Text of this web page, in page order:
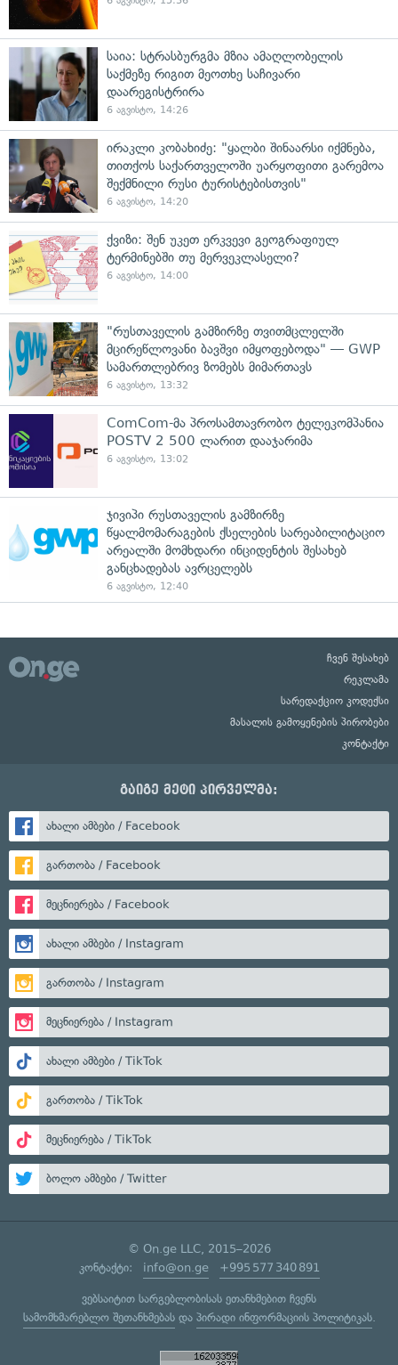
საია: სტრასბურგმა მზია ამაღლობელის
საქმეზე რიგით მეოთხე საჩივარი
დაარეგისტრირა
6 აგვისტო, 14:26
ირაკლი კობახიძე: "ყალბი შინაარსი იქმნება,
თითქოს საქართველოში უარყოფითი გარემოა
შექმნილი რუსი ტურისტებისთვის"
6 აგვისტო, 14:20
ქვიზი: შენ უკეთ ერკვევი გეოგრაფიულ
ტერმინებში თუ მერვეკლასელი?
6 აგვისტო, 14:00
"რუსთაველის გამზირზე თვითმცლელში
მცირეწლოვანი ბავშვი იმყოფებოდა" — GWP
სამართლებრივ ზომებს მიმართავს
6 აგვისტო, 13:32
ComCom-მა პროსამთავრობო ტელეკომპანია
POSTV 2 500 ლარით დააჯარიმა
6 აგვისტო, 13:02
ჯივიპი რუსთაველის გამზირზე
წყალმომარაგების ქსელების სარეაბილიტაციო
არეალში მომხდარი ინციდენტის შესახებ
განცხადებას ავრცელებს
6 აგვისტო, 12:40
ჩვენ შესახებ
რეკლამა
სარედაქციო კოდექსი
მასალის გამოყენების პირობები
კონტაქტი
გაიგე მეტი პირველმა:
ახალი ამბები / Facebook
გართობა / Facebook
მეცნიერება / Facebook
ახალი ამბები / Instagram
გართობა / Instagram
მეცნიერება / Instagram
ახალი ამბები / TikTok
გართობა / TikTok
მეცნიერება / TikTok
ბოლო ამბები / Twitter
© On.ge LLC, 2015–2026
კონტაქტი: info@on.ge +995 577 340 891
ვებსაიტით სარგებლობისას ეთანხმებით ჩვენს
სამომხმარებლო შეთანხმებასდა პირადი ინფორმაციის პოლიტიკას.